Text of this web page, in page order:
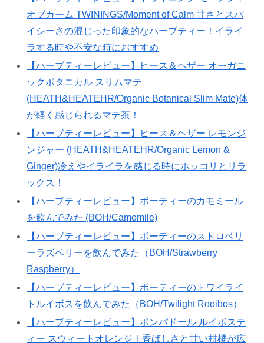
オブカーム TWININGS/Moment of Calm 甘さとスパ
イシーさの混じった印象的なハーブティー！イライ
ラする時や不安な時におすすめ
【ハーブティーレビュー】ヒース＆ヘザー オーガニ
ックボタニカル スリムマテ
(HEATH&HEATEHR/Organic Botanical Slim Mate)体
が軽く感じられるマテ茶！
【ハーブティーレビュー】ヒース＆ヘザー レモンジ
ンジャー (HEATH&HEATEHR/Organic Lemon &
Ginger)冷えやイライラを感じる時にホッコリとリラ
ックス！
【ハーブティーレビュー】ボーティーのカモミール
を飲んでみた (BOH/Camomile)
【ハーブティーレビュー】ボーティーのストロベリ
ーラズベリーを飲んでみた（BOH/Strawberry
Raspberry）
【ハーブティーレビュー】ボーティーのトワイライ
トルイボスを飲んでみた（BOH/Twilight Rooibos）
【ハーブティーレビュー】ポンパドール ルイボステ
ィー スウィートオレンジ｜香ばしさと甘い柑橘が広